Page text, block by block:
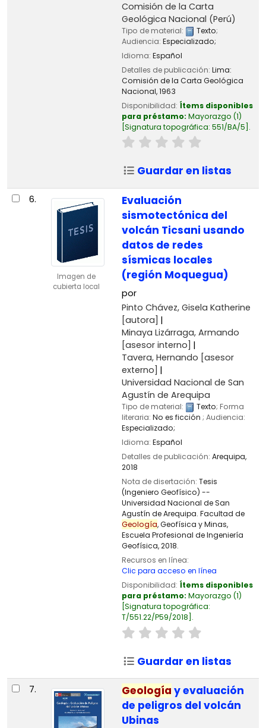
Comisión de la Carta
Geológica Nacional (Perú)
Tipo de material: Texto;
Audiencia: Especializado;
Idioma: Español
Detalles de publicación: Lima:
Comisión de la Carta Geológica
Nacional,1963
Disponibilidad: Ítems disponibles
para préstamo: Mayorazgo (1)
Signatura topográfica: 551/BA/5 .
Guardar en listas
6.
Imagen de
cubierta local
Evaluación
sismotectónica del
volcán Ticsani usando
datos de redes
sísmicas locales
(región Moquegua)
por
Pinto Chávez, Gisela Katherine
[autora]
Minaya Lizárraga, Armando
[asesor interno]
Tavera, Hernando [asesor
externo]
Universidad Nacional de San
Agustín de Arequipa
Tipo de material: Texto; Forma
literaria: No es ficción ; Audiencia:
Especializado;
Idioma: Español
Detalles de publicación: Arequipa,
2018
Nota de disertación: Tesis
(Ingeniero Geofísico) --
Universidad Nacional de San
Agustín de Arequipa. Facultad de
Geología, Geofísica y Minas,
Escuela Profesional de Ingeniería
Geofísica, 2018.
Recursos en línea:
Clic para acceso en línea
Disponibilidad: Ítems disponibles
para préstamo: Mayorazgo (1)
Signatura topográfica:
T/551.22/P59/2018 .
Guardar en listas
7. Geología y evaluación
de peligros del volcán
Ubinas